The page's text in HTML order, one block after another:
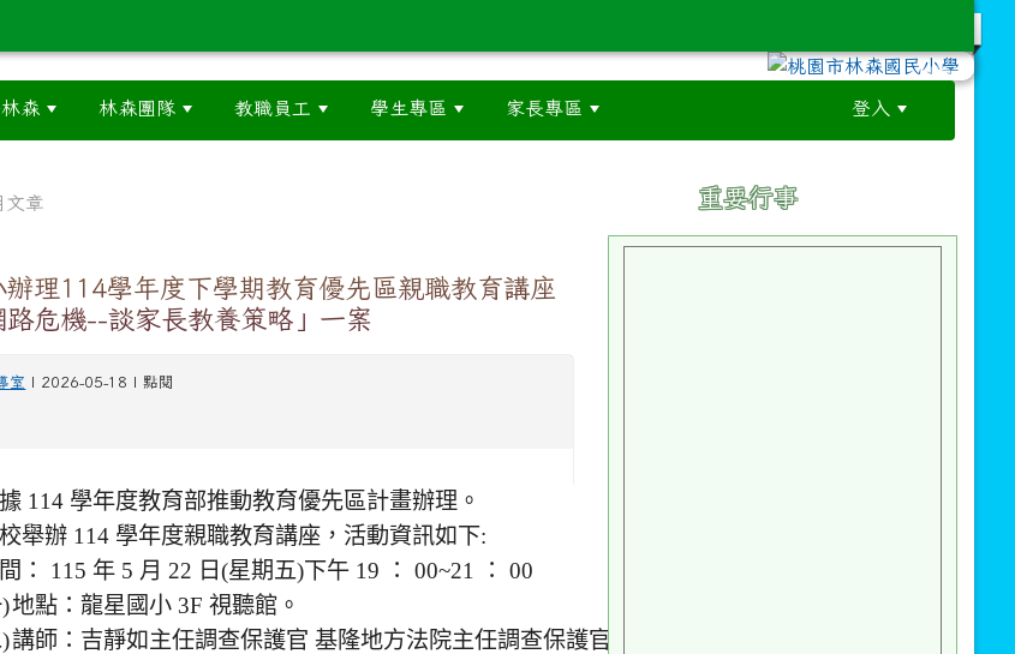
森 林森團隊 教職員工 學生專區 家長專區 登入
文章
辦理114學年度下學期教育優先區親職教育講座
路危機--談家長教養策略」一案
室 | 2026-05-18 | 點閱
114 學年度教育部推動教育優先區計畫辦理。
舉辦 114 學年度親職教育講座，活動資訊如下:
： 115 年 5 月 22 日(星期五)下午 19 ： 00~21 ： 00
地點：龍星國小 3F 視聽館。
講師：吉靜如主任調查保護官 基隆地方法院主任調查保護官
重要行事